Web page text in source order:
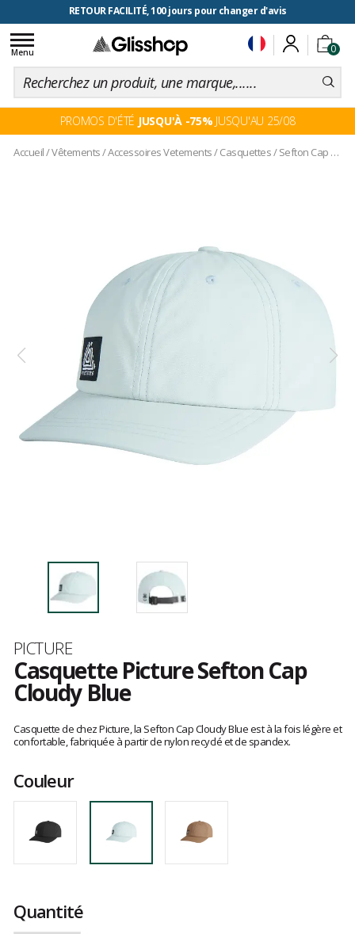
RETOUR FACILITÉ, 100 jours pour changer d'avis
0
Toggle
navigation
Menu
PROMOS D'ÉTÉ JUSQU'À -75% JUSQU'AU 25/08
Accueil/Vêtements/Accessoires Vetements/Casquettes/Sefton Cap Cloudy Blue
Marque
PICTURE
Casquette Picture Sefton Cap
Cloudy Blue
avis
clients
Casquette de chez Picture, la Sefton Cap Cloudy Blue est à la fois légère et
confortable, fabriquée à partir de nylon recyclé et de spandex.
Couleur
Quantité